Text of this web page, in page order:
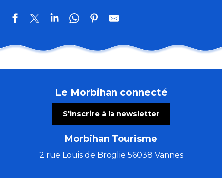
Participez à l'Eté qui sauve
Concours Couleurs de Bretagne
Fête de la Sardine
Puces de Mer - Vide grenier des Marins
Les Crêtes brûlées - Hyperpunk Folk
Le Morbihan connecté
S'inscrire à la newsletter
Morbihan Tourisme
2 rue Louis de Broglie 56038 Vannes